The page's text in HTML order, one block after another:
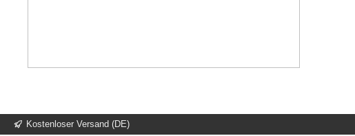
Kostenloser Versand (DE)